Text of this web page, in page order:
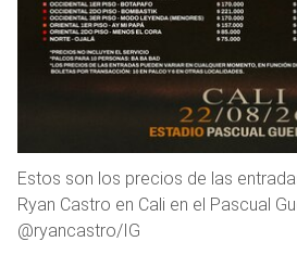
Estos son los precios de las
Ryan Castro en Cali en el Pascual
@ryancastro/IG